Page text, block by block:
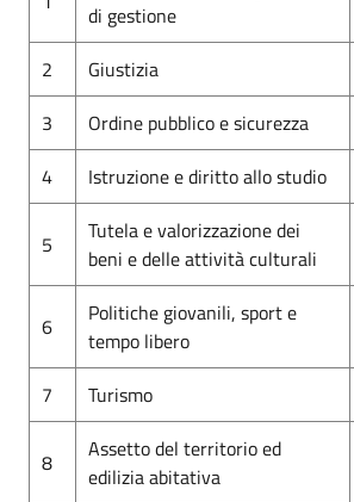
di gestione
2 Giustizia
3
Ordine pubblico e sicurezza
4
Istruzione e diritto allo studio
5
Tutela e valorizzazione dei
beni e delle attività culturali
6
Politiche giovanili, sport e
tempo libero
7 Turismo
8
Assetto del territorio ed
edilizia abitativa